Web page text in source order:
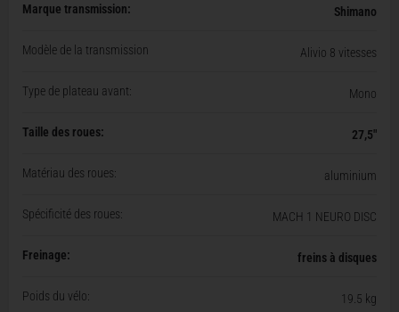
Marque transmission: Shimano
Modèle de la transmission Alivio 8 vitesses
Type de plateau avant: Mono
Taille des roues: 27,5"
Matériau des roues: aluminium
Spécificité des roues: MACH 1 NEURO DISC
Freinage: freins à disques
Poids du vélo: 19.5 kg